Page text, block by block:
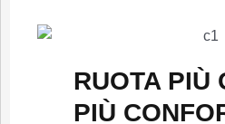
RUOTA PIÙ
PIÙ